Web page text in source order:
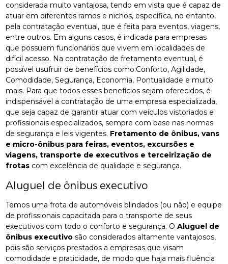
considerada muito vantajosa, tendo em vista que é capaz de
atuar em diferentes ramos e nichos, específica, no entanto,
pela contratação eventual, que é feita para eventos, viagens,
entre outros. Em alguns casos, é indicada para empresas
que possuem funcionários que vivem em localidades de
difícil acesso. Na contratação de fretamento eventual, é
possível usufruir de benefícios como:Conforto, Agilidade,
Comodidade, Segurança, Economia, Pontualidade e muito
mais. Para que todos esses benefícios sejam oferecidos, é
indispensável a contratação de uma empresa especializada,
que seja capaz de garantir atuar com veículos vistoriados e
profissionais especializados, sempre com base nas normas
de segurança e leis vigentes. Fretamento de ônibus, vans
e micro-ônibus para feiras, eventos, excursões e
viagens, transporte de executivos e terceirização de
frotas com excelência de qualidade e segurança.
Aluguel de ônibus executivo
Temos uma frota de automóveis blindados (ou não) e equipe
de profissionais capacitada para o transporte de seus
executivos com todo o conforto e segurança. OAluguel de
ônibus executivo são considerados altamente vantajosos,
pois são serviços prestados a empresas que visam
comodidade e praticidade, de modo que haja mais fluência